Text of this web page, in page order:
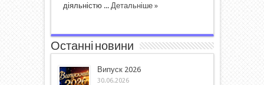
діяльністю ... Детальніше »
Останні новини
Випуск 2026
30.06.2026